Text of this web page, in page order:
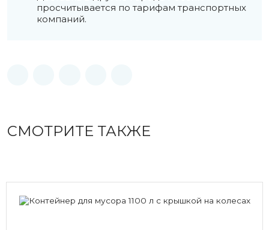
просчитывается по тарифам транспортных
компаний.
СМОТРИТЕ ТАКЖЕ